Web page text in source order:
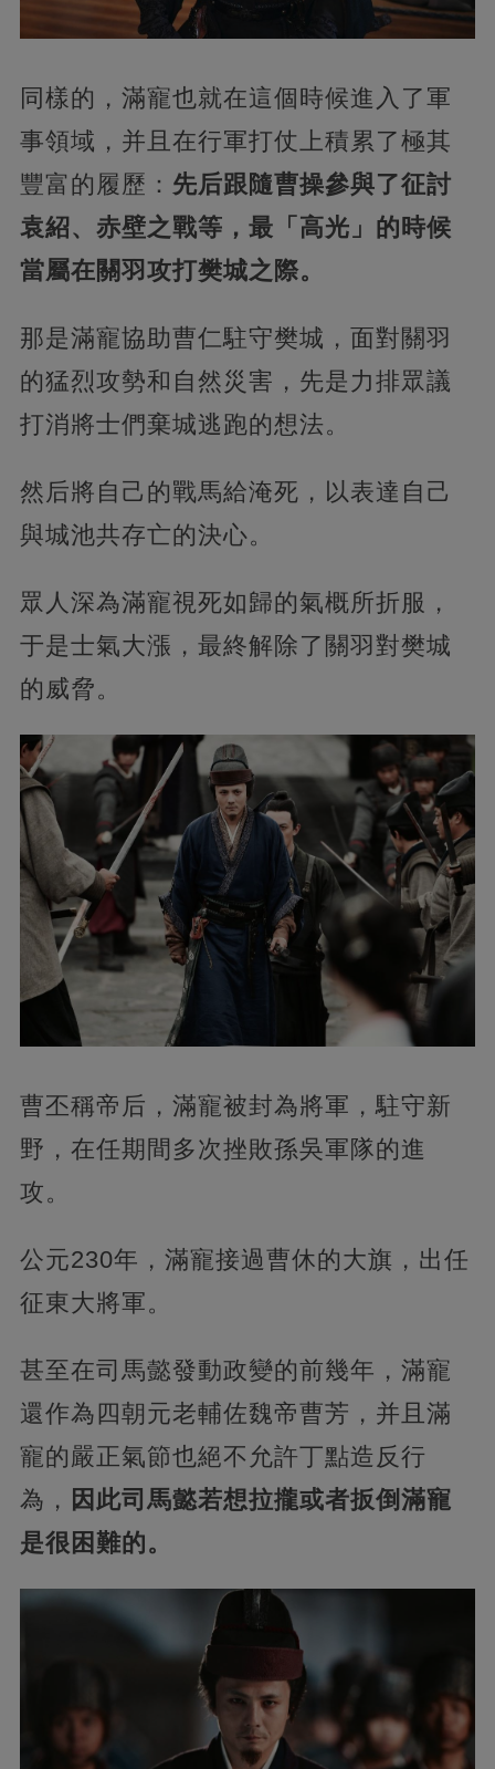
同樣的，滿寵也就在這個時候進入了軍
事領域，并且在行軍打仗上積累了極其
豐富的履歷： 先后跟隨曹操參與了征討
袁紹、赤壁之戰等，最「高光」的時候
當屬在關羽攻打樊城之際。
那是滿寵協助曹仁駐守樊城，面對關羽
的猛烈攻勢和自然災害，先是力排眾議
打消將士們棄城逃跑的想法。
然后將自己的戰馬給淹死，以表達自己
與城池共存亡的決心。
眾人深為滿寵視死如歸的氣概所折服，
于是士氣大漲，最終解除了關羽對樊城
的威脅。
曹丕稱帝后，滿寵被封為將軍，駐守新
野，在任期間多次挫敗孫吳軍隊的進
攻。
公元230年，滿寵接過曹休的大旗，出任
征東大將軍。
甚至在司馬懿發動政變的前幾年，滿寵
還作為四朝元老輔佐魏帝曹芳，并且滿
寵的嚴正氣節也絕不允許丁點造反行
為， 因此司馬懿若想拉攏或者扳倒滿寵
是很困難的。